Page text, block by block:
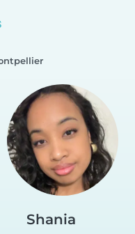
Shania